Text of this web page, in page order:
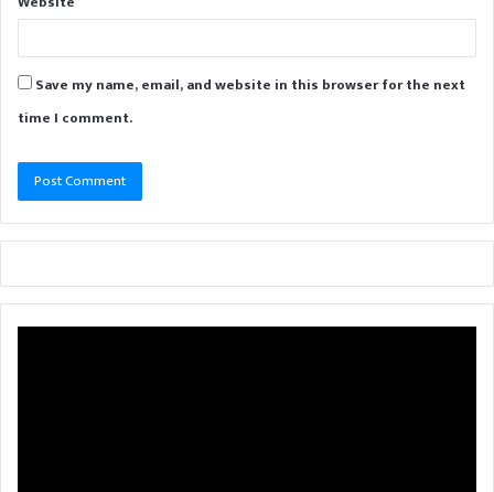
Save my name, email, and website in this browser for the next
time I comment.